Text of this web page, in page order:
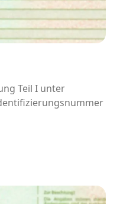
Teil I unter